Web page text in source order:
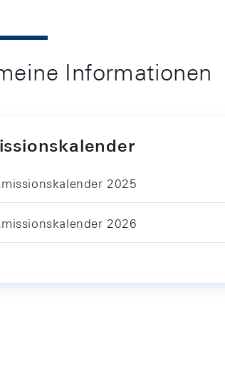
Informationen
2025
2026